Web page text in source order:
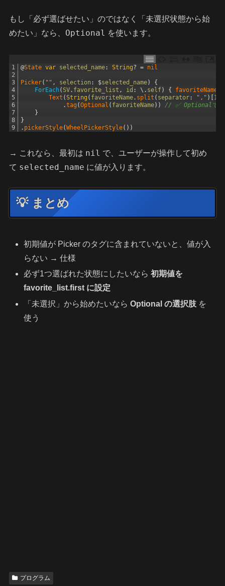
もし「必ず選ばせたい」のではなく「未選択状態から始
めたい」なら、 Optional を使います。
1
2
3
4
5
6
7
8
9
@State var selected_name : String? = nil
Picker( "" , selection : $selected_name)
{
ForEach( SV . favorite_list , id : \ . self) { favoriteName
Text (String ( favoriteName . split ( separator : "," ) [1
.tag (Optional ( favoriteName) )
// ✅ Optionalで
}
}
. pickerStyle(WheelPickerStyle( ) )
→ これなら、最初は nil で、ユーザーが操作して初め
て selected_name に値が入ります。
💡 まとめ
初期値が Picker のタグに含まれていないと、値が入
らない → 仕様
必ず1つ選ばれた状態にしたいなら初期値を
favorite_list.first に設定
「未選択」から始めたいならOptional の選択肢 を
使う
プログラム